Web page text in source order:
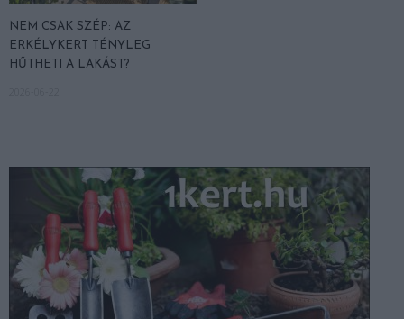
NEM CSAK SZÉP: AZ
ERKÉLYKERT TÉNYLEG
HŰTHETI A LAKÁST?